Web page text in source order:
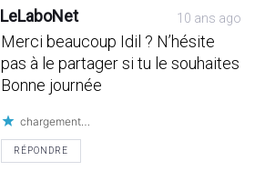
LeLaboNet 10 ans ago
Merci beaucoup Idil ? N’hésite
pas à le partager si tu le souhaites
Bonne journée
chargement…
RÉPONDRE